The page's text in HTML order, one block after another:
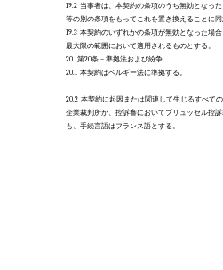
19.2 当事者は、本契約の条項のうち無効となっ
等の別の条項をもってこれを置き換えることに同
19.3 本契約のいずれかの条項が無効となった場
最大限の範囲において適用されるものとする。
20. 第20条 – 準拠法および紛争
20.1 本契約はベルギー法に準拠する。
20.2 本契約に起因または関連して生じるすべて
企業裁判所が、控訴審においてブリュッセル控
も、手続言語はフランス語とする。